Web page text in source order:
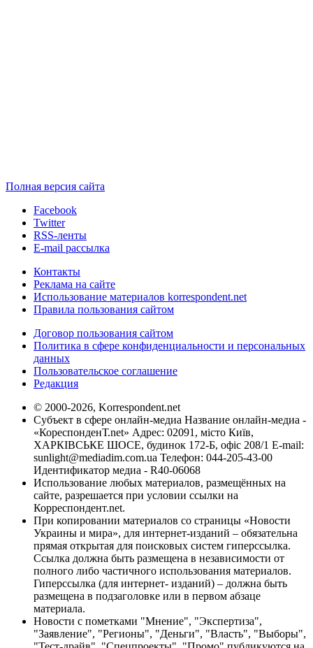
Полная версия сайта
Facebook
Twitter
RSS-ленты
E-mail рассылка
Контакты
Реклама на сайте
Использование материалов korrespondent.net
Правила пользования сайтом
Договор пользования сайтом
Политика в сфере конфиденциальности и персональных
данных
Пользовательское соглашение
Редакция
© 2000-2026, Korrespondent.net
Субъект в сфере онлайн-медиа Название онлайн-медиа -
«КореспонденТ.net» Адрес: 02091, місто Київ,
ХАРКІВСЬКЕ ШОСЕ, будинок 172-Б, офіс 208/1 E-mail:
sunlight@mediadim.com.ua Телефон: 044-205-43-00
Идентификатор медиа - R40-06068
Использование любых материалов, размещённых на
сайте, разрешается при условии ссылки на
Корреспондент.net.
При копировании материалов со страницы «Новости
Украины и мира», для интернет-изданий – обязательна
прямая открытая для поисковых систем гиперссылка.
Ссылка должна быть размещена в независимости от
полного либо частичного использования материалов.
Гиперссылка (для интернет- изданий) – должна быть
размещена в подзаголовке или в первом абзаце
материала.
Новости с пометками "Мнение", "Экспертиза",
"Заявление", "Регионы", "Деньги", "Власть", "Выборы",